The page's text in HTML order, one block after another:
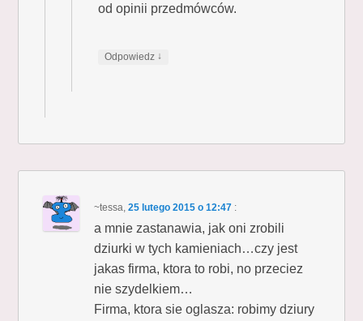
od opinii przedmówców.
Odpowiedz ↓
~tessa,25 lutego 2015 o 12:47 :
a mnie zastanawia, jak oni zrobili
dziurki w tych kamieniach…czy jest
jakas firma, ktora to robi, no przeciez
nie szydelkiem…
Firma, ktora sie oglasza: robimy dziury